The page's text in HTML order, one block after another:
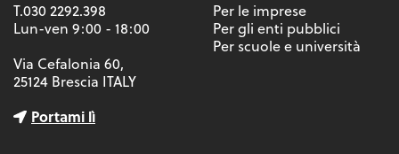
T.030 2292.398
Lun-ven 9:00 - 18:00
Via Cefalonia 60,
25124 Brescia ITALY
Portami lì
Per le imprese
Per gli enti pubblici
Per scuole e università